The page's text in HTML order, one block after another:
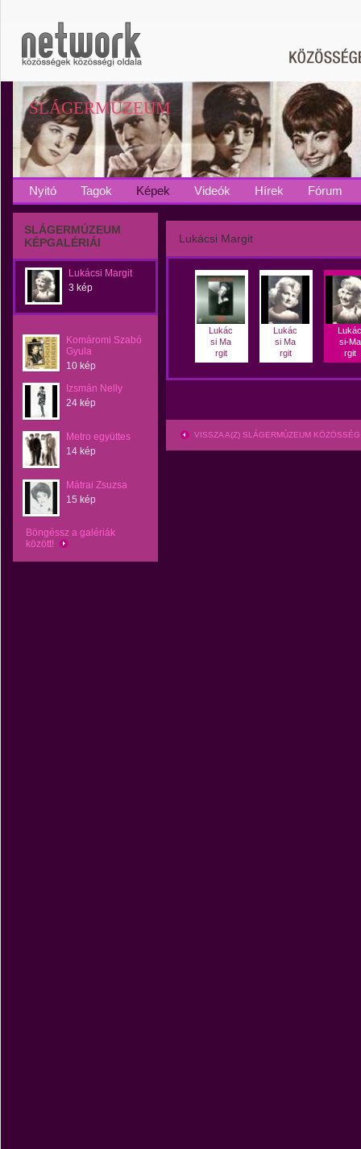
SLÁGERMÚZEUM
Nyitó Tagok Képek Videók Hírek Fórum
SLÁGERMÚZEUM
KÉPGALÉRIÁI
Lukácsi Margit
3 kép
Komáromi Szabó
Gyula
10 kép
Izsmán Nelly
24 kép
Metro együttes
14 kép
Mátrai Zsuzsa
15 kép
Böngéssz a galériák
között!
Lukácsi Margit
Lukác
si Ma
rgit
Lukác
si Ma
rgit
Lukác
si-Ma
rgit
VISSZA A(Z) SLÁGERMÚZEUM